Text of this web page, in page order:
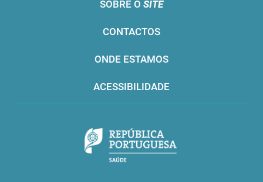
SOBRE O SITE
CONTACTOS
ONDE ESTAMOS
ACESSIBILIDADE